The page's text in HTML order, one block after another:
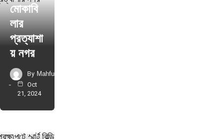
মোকাবি
লার
প্রত্যাশা
য় নগর
By Mahfuz
Oct
21, 2024
বাংলাদে